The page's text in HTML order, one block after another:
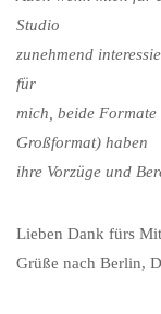
Studio
zunehmend
für
mich, beide
Großformat) haben
ihre Vorzüge und
Lieben Dank fürs
Grüße nach Berlin,